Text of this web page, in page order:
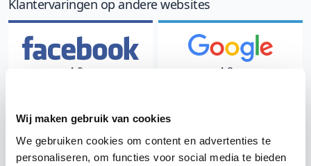
Wij maken gebruik van cookies
We gebruiken cookies om content en advertenties te
personaliseren, om functies voor social media te bieden
Klantervaringen op andere websites
4.9
"De beste muziek en mijn
favoriete genres"
Marie
4.8
onze wens"
Eric